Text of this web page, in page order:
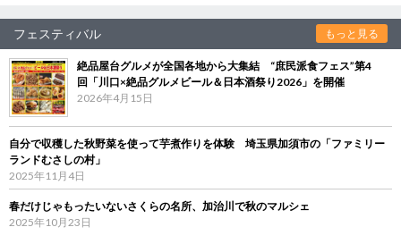
フェスティバル もっと見る
絶品屋台グルメが全国各地から大集結 “庶民派食フェス”第4
回「川口×絶品グルメビール＆日本酒祭り2026」を開催
2026年4月15日
自分で収穫した秋野菜を使って芋煮作りを体験 埼玉県加須市の「ファミリー
ランドむさしの村」
2025年11月4日
春だけじゃもったいないさくらの名所、加治川で秋のマルシェ
2025年10月23日